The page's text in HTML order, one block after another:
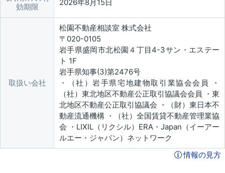
効期限
2026年8月15日
取扱い会社
松園不動産相談室 株式会社
〒020-0105
岩手県盛岡市北松園４丁目4-3サン・エステー
ト 1F
岩手県知事(3)第2476号
・（社）岩手県宅地建物取引業協会会員 ・
（社）東北地区不動産公正取引協議会会員 ・東
北地区不動産公正取引協議会 ・（財）東日本不
動産流通機構 ・（社）全国賃貸不動産管理業協
会 ・LIXIL（リクシル）ERA・Japan（イーアー
ルエー・ジャパン）ネットワーク
情報の見方